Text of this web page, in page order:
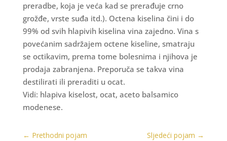
preradbe, koja je veća kad se prerađuje crno
grožđe, vrste suđa itd.). Octena kiselina čini i do
99% od svih hlapivih kiselina vina zajedno. Vina s
povećanim sadržajem octene kiseline, smatraju
se octikavim, prema tome bolesnima i njihova je
prodaja zabranjena. Preporuča se takva vina
destilirati ili preraditi u ocat.
Vidi: hlapiva kiselost, ocat, aceto balsamico
modenese.
← Prethodni pojam Sljedeći pojam →